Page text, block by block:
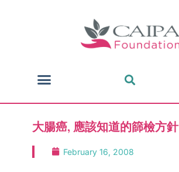
大腸癌, 應該知道的篩檢方針
February 16, 2008